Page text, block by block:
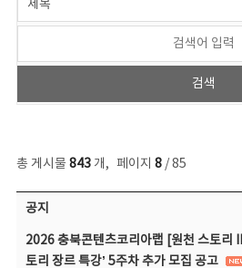
총 게시물 843개, 페이지 8/ 85
공지사항 목록 - 번호, 제목, 작성자, 파일, 조회수, 작성일 정보 제공
공지
2026 충북콘텐츠코리아랩 [원천 스토리
토리 장르 특강’ 5주차 추가 모집 공고